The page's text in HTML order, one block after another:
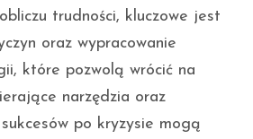
trudności, kluczowe jest
oraz wypracowanie
które pozwolą wrócić na
narzędzia oraz
po kryzysie mogą